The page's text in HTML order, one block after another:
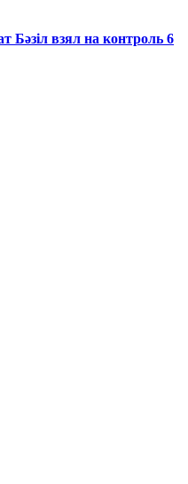
взял на контроль 6